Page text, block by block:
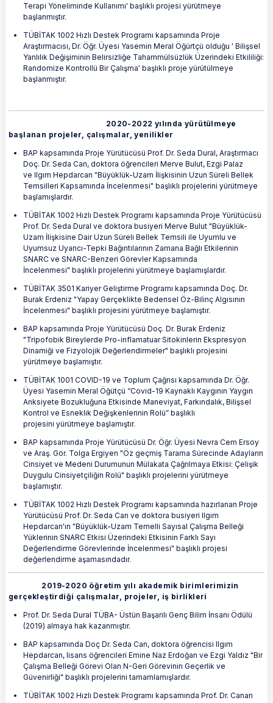
Terapi Yöneliminde Kullanımı' başlıklı projesi yürütmeye
başlanmıştır.
TÜBİTAK 1002 Hızlı Destek Programı kapsamında Proje
Araştırmacısı, Dr. Öğr. Üyesi Yasemin Meral Öğürtçü olduğu ' Bilişsel
Yanlılık Değişiminin Belirsizliğe Tahammülsüzlük Üzerindeki Etkililiği:
Randomize Kontrollü Bir Çalışma' başlıklı proje yürütülmeye
başlanmıştır.
2020-2022 yılında yürütülmeye
başlanan projeler, çalışmalar, yenilikler
BAP kapsamında Proje Yürütücüsü Prof. Dr. Seda Dural, Araştırmacı
Doç. Dr. Seda Can, doktora öğrencileri Merve Bulut, Ezgi Palaz
ve Ilgım Hepdarcan "Büyüklük-Uzam İlişkisinin Uzun Süreli Bellek
Temsilleri Kapsamında İncelenmesi" başlıklı projelerini yürütmeye
başlamışlardır.
TÜBİTAK 1002 Hızlı Destek Programı kapsamında Proje Yürütücüsü
Prof. Dr. Seda Dural ve doktora busiyeri Merve Bulut "Büyüklük-
Uzam İlişkisine Dair Uzun Süreli Bellek Temsili ile Uyumlu ve
Uyumsuz Uyarıcı-Tepki Bağıntılarının Zamana Bağlı Etkilerinin
SNARC ve SNARC-Benzeri Görevler Kapsamında
İncelenmesi" başlıklı projelerini yürütmeye başlamışlardır.
TÜBİTAK 3501 Kariyer Geliştirme Programı kapsamında Doç. Dr.
Burak Erdeniz "Yapay Gerçeklikte Bedensel Öz-Bilinç Algısının
İncelenmesi" başlıklı projesini yürütmeye başlamıştır.
BAP kapsamında Proje Yürütücüsü Doç. Dr. Burak Erdeniz
"Tripofobik Bireylerde Pro-inflamatuar Sitokinlerin Ekspresyon
Dinamiği ve Fizyolojik Değerlendirmeler" başlıklı projesini
yürütmeye başlamıştır.​
TÜBİTAK 1001 COVID-19 ve Toplum Çağrısı kapsamında Dr. Öğr.
Üyesi Yasemin Meral Öğütçü “Covid-19 Kaynaklı Kaygının Yaygın
Anksiyete Bozukluğuna Etkisinde Maneviyat, Farkındalık, Bilişsel
Kontrol ve Esneklik Değişkenlerinin Rolü” başlıklı
projesini yürütmeye başlamıştır.
BAP kapsamında Proje Yürütücüsü Dr. Öğr. Üyesi Nevra Cem Ersoy
ve Araş. Gör. Tolga Ergiyen "Öz geçmiş Tarama Sürecinde Adayların
Cinsiyet ve Medeni Durumunun Mülakata Çağrılmaya Etkisi: Çelişik
Duygulu Cinsiyetçiliğin Rolü" başlıklı projelerini yürütmeye
başlamıştır.
TÜBİTAK 1002 Hızlı Destek Programı kapsamında hazırlanan Proje
Yürütücüsü Prof. Dr. Seda Can ve doktora busiyeri Ilgım
Hepdarcan'ın "Büyüklük-Uzam Temelli Sayısal Çalışma Belleği
Yüklerinin SNARC Etkisi Üzerindeki Etkisinin Farklı Sayı
Değerlendirme Görevlerinde İncelenmesi" başlıklı projesi
değerlendirme aşamasındadır.
2019-2020 öğretim yılı akademik birimlerimizin
gerçekleştirdiği çalışmalar, projeler, iş birlikleri
Prof. Dr. Seda Dural TÜBA- Üstün Başarılı Genç Bilim İnsanı Ödülü
(2019) almaya hak kazanmıştır.
BAP kapsamında Doç Dr. Seda Can, doktora öğrencisi Ilgım
Hepdarcan, lisans öğrencileri Emine Naz Erdoğan ve Ezgi Yaldız "Bir
Çalışma Belleği Görevi Olan N-Geri Görevinin Geçerlik ve
Güvenirliği" başlıklı projelerini tamamlamışlardır.
TÜBİTAK 1002 Hızlı Destek Programı kapsamında Prof. Dr. Canan